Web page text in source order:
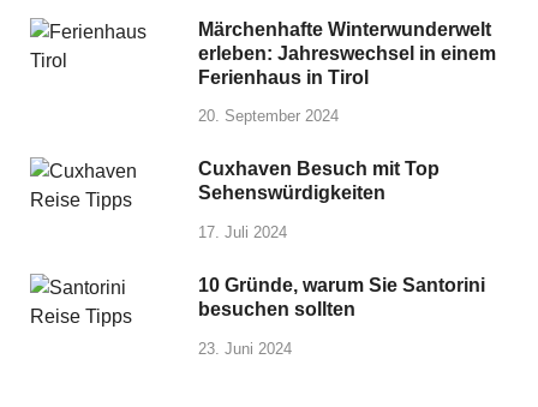
Märchenhafte Winterwunderwelt
erleben: Jahreswechsel in einem
Ferienhaus in Tirol
20. September 2024
Cuxhaven Besuch mit Top
Sehenswürdigkeiten
17. Juli 2024
10 Gründe, warum Sie Santorini
besuchen sollten
23. Juni 2024